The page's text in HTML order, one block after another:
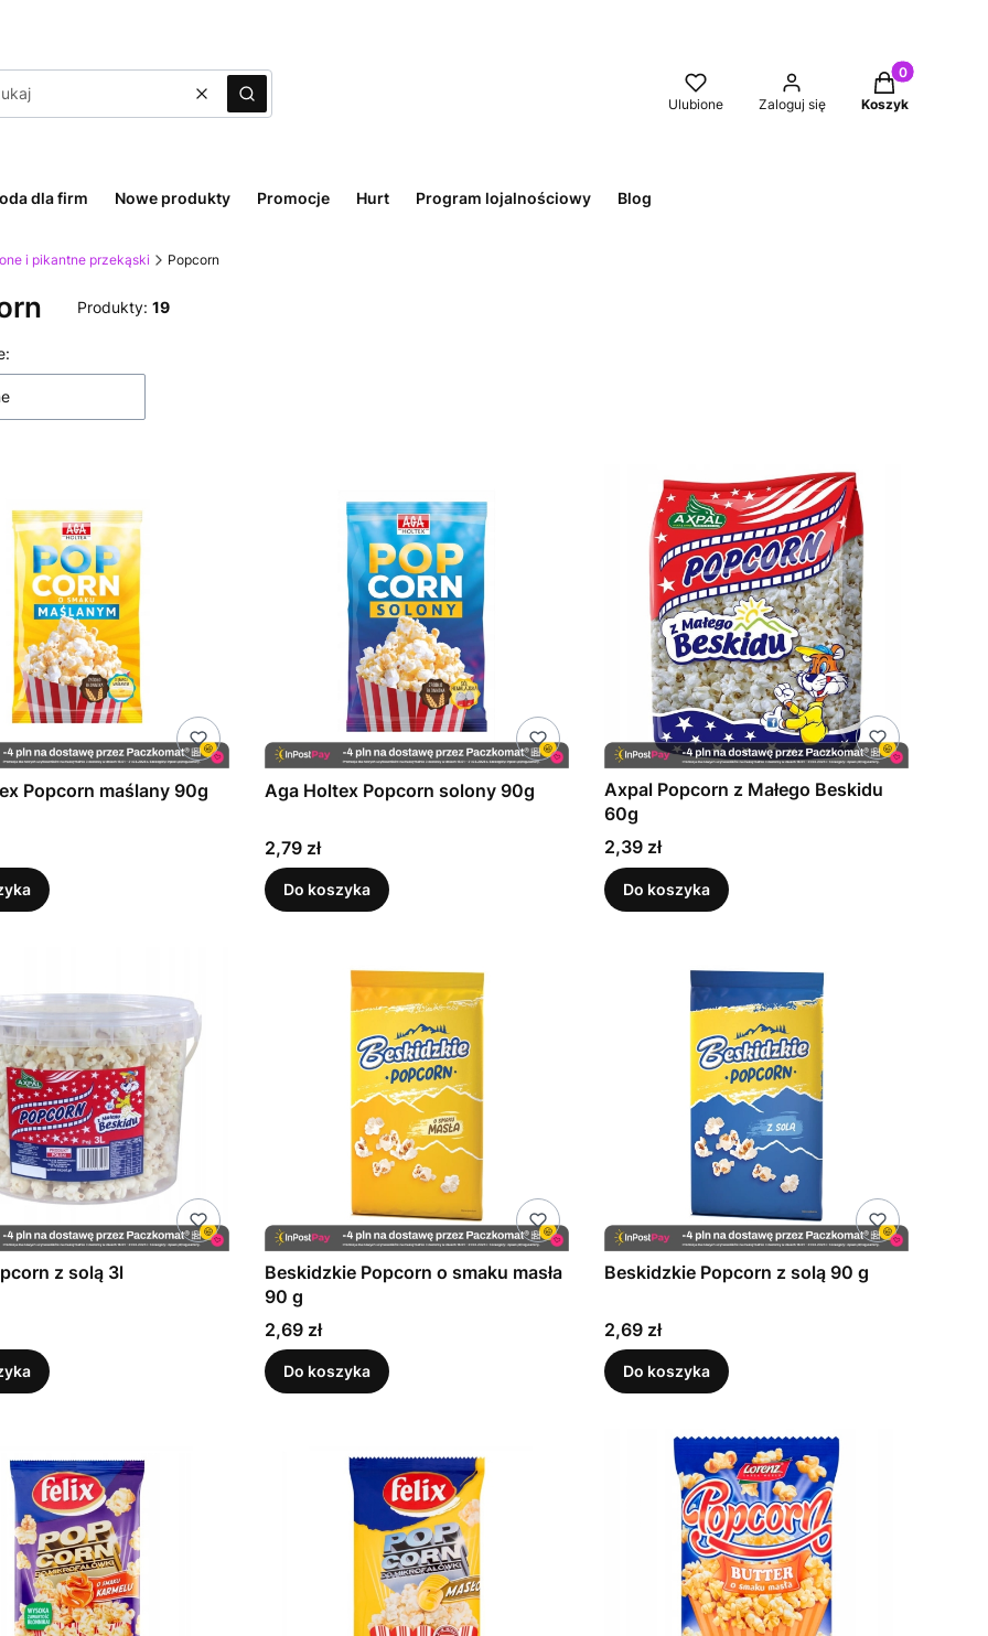
WyczyśćSzukaj Ulubione Zaloguj się
Produkty w
Koszyk
dla firm Nowe produkty Promocje Hurt Program lojalnościowy Blog
i pikantne przekąski Popcorn
Produkty: 19
Popcorn maślany 90g Aga Holtex Popcorn solony 90g
Cena
2,79 zł
Do koszyka
Axpal Popcorn z Małego Beskidu
60g
Cena
2,39 zł
Do koszyka
z solą 3l
Beskidzkie Popcorn o smaku masła
90 g
Cena
2,69 zł
Do koszyka
Beskidzkie Popcorn z solą 90 g
Cena
2,69 zł
Do koszyka